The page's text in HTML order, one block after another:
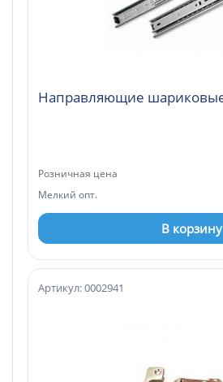
Розничная цена
Мелкий опт.
В корзину
Артикул: 0002941